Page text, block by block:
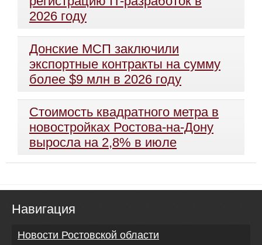
2026 году
Донские МСП заключили
экспортные контракты на сумму
более $9 млн в 2026 году
Стоимость квадратного метра в
новостройках Ростова-на-Дону
выросла на 2,8% в июле
Навигация
Новости Ростовской области